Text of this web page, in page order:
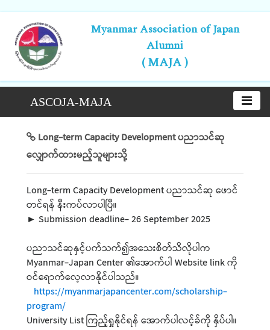
Myanmar Association of Japan
Alumni
( MAJA )
ASCOJA-MAJA
Long-term Capacity Development ပညာသင်ဆု
လျှောက်ထားမည့်သူများသို့
Long-term Capacity Development ပညာသင်ဆု ဖောင်
တင်ရန် နီးကပ်လာပါပြီ။
► Submission deadline- 26 September 2025
ပညာသင်ဆုနှင့်ပက်သက်၍အသေးစိတ်သိလိုပါက
Myanmar-Japan Center ၏အောက်ပါ Website link ကို
ဝင်ရောက်လေ့လာနိုင်ပါသည်။
https://myanmarjapancenter.com/scholarship-
program/
University List ကြည့်ရှုနိုင်ရန် အောက်ပါလင့်ခ်ကို နှိပ်ပါ။